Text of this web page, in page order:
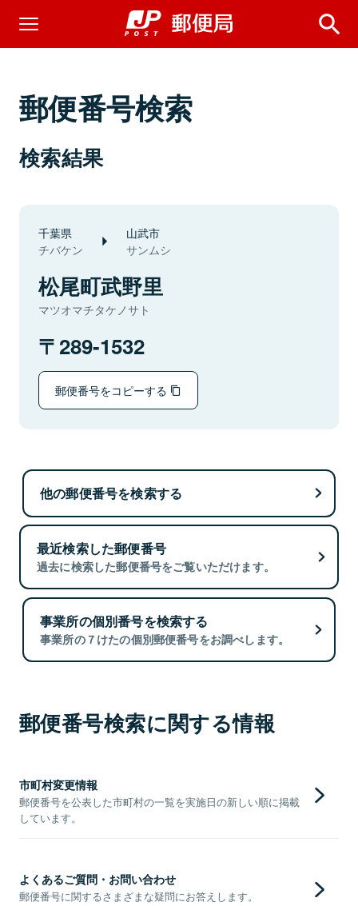
郵便番号検索
検索結果
千葉県
チバケン
山武市
サンムシ
松尾町武野里
マツオマチタケノサト
289-1532
郵便番号をコピーする
他の郵便番号を検索する
最近検索した郵便番号
過去に検索した郵便番号をご覧いただけます。
事業所の個別番号を検索する
事業所の７けたの個別郵便番号をお調べします。
郵便番号検索に関する情報
市町村変更情報
郵便番号を公表した市町村の一覧を実施日の新しい順に掲載
しています。
よくあるご質問・お問い合わせ
郵便番号に関するさまざまな疑問にお答えします。